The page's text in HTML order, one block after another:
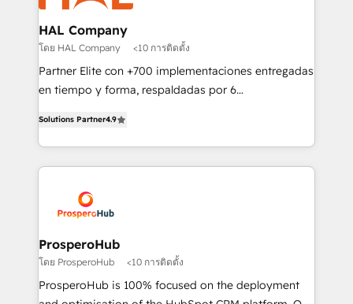
and manufacturers since 2002, we are committed to
empowering our clients and developing their
autonomy. Get to grips with HubSpot through
guided implementation and seamless integration of
the CRM platform into your digital ecosystem. Would
marketing strategy? We'll provide support tailored
to your needs and sales objectives. With 125+
Accreditations. Based in Canada (coast to coast), our
services are offered in both English & French.
HAL Company
โดย HAL Company <10 การติดตั้ง
Partner Elite con +700 implementaciones entregadas
en tiempo y forma, respaldadas por 6
Certified Trainers avalados por HubSpot Academy.
Acompañamos a las empresas en cada etapa de su
crecimiento integrando estrategia, tecnología y
reales. Nos caracterizamos por combinar excelencia
técnica con una mirada estratégica a largo plazo.
Solutions Partner4.9
ProsperoHub
โดย ProsperoHub <10 การติดตั้ง
ProsperoHub is 100% focused on the deployment